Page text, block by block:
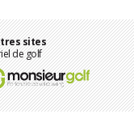
sites
de golf